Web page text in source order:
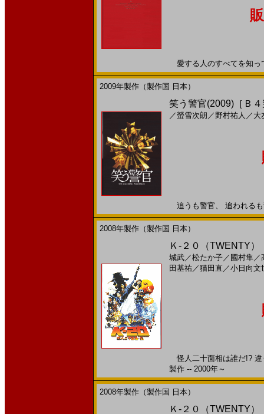
愛する人のすべてを知
2009年製作（製作国 日本）
笑う警官(2009)［Ｂ
／螢雪次朗 ／ 野村祐人 ／ 大
追うも警官、 追われる
2008年製作（製作国 日本）
Ｋ-２０（TWENTY
城武／松たか子／ 國村隼／
田基祐／猫田直 ／小日向文
怪人二十面相は誰だ!?
製作 -- 2000年～
2008年製作（製作国 日本）
Ｋ-２０（TWENTY